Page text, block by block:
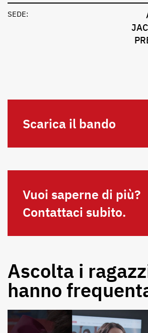
SEDE:
Scarica il bando
Vuoi saperne di più?
Contattaci subito.
Ascolta i
hanno